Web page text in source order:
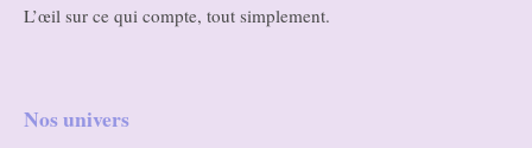
L’œil sur ce qui compte, tout simplement.
Nos univers